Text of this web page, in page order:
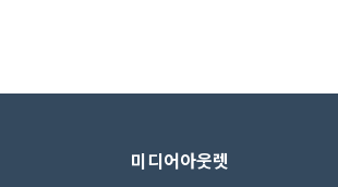
미디어아웃렛